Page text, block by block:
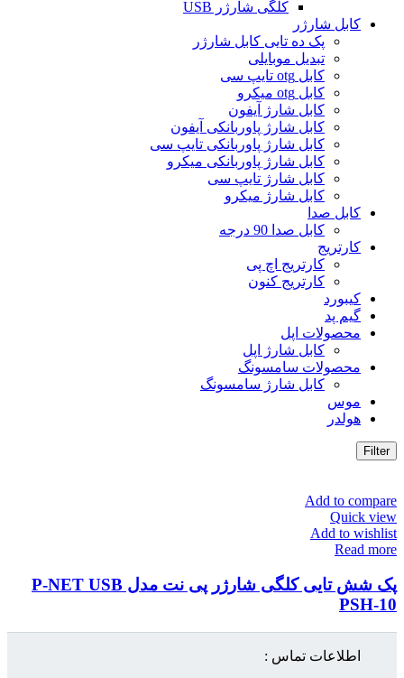
کلگی شارژر USB
کابل شارژر
پک ده تایی کابل شارژر
تبدیل موبایلی
کابل otg تایپ سی
کابل otg میکرو
کابل شارژ آیفون
کابل شارژ پاوربانکی آیفون
کابل شارژ پاوربانکی تایپ سی
کابل شارژ پاوربانکی میکرو
کابل شارژ تایپ سی
کابل شارژ میکرو
کابل صدا
کابل صدا 90 درجه
کارتریج
کارتریج اچ پی
کارتریج کنون
کیبورد
گیم پد
محصولات اپل
کابل شارژ اپل
محصولات سامسونگ
کابل شارژ سامسونگ
موس
هولدر
Filter
Add to compare
Quick view
Add to wishlist
Read more
پک شش تایی کلگی شارژر پی نت مدل P-NET USB
PSH-10
اطلاعات تماس :